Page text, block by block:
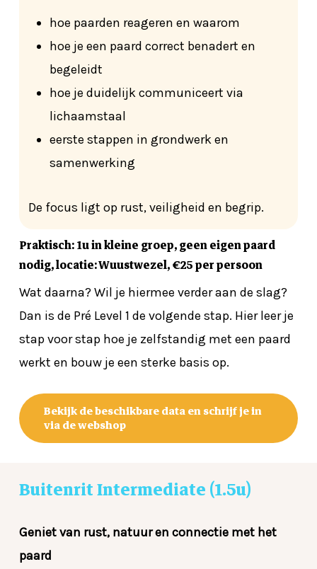
hoe paarden reageren en waarom
hoe je een paard correct benadert en
begeleidt
hoe je duidelijk communiceert via
lichaamstaal
eerste stappen in grondwerk en
samenwerking
De focus ligt op rust, veiligheid en begrip.
Praktisch: 1u in kleine groep, geen eigen paard
nodig, locatie: Wuustwezel, €25 per persoon
Wat daarna? Wil je hiermee verder aan de slag?
Dan is de Pré Level 1 de volgende stap. Hier leer je
stap voor stap hoe je zelfstandig met een paard
werkt en bouw je een sterke basis op.
Bekijk de beschikbare data en schrijf je in
via de webshop
BuitenritIntermediate(1.5u)
Geniet van rust, natuur en connectie met het
paard